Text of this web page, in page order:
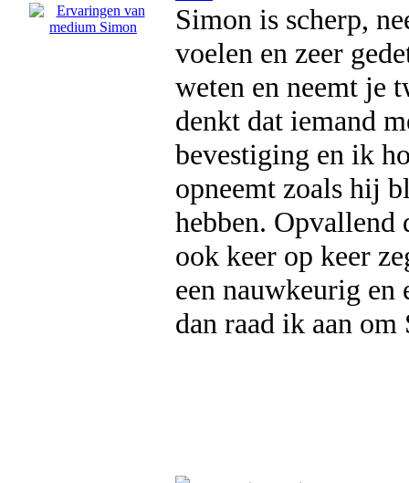
Simon is scherp,
voelen en zeer
weten en neemt je
denkt dat iemand
bevestiging en ik
opneemt zoals hij
hebben. Opvallend
ook keer op keer
een nauwkeurig
dan raad ik aan